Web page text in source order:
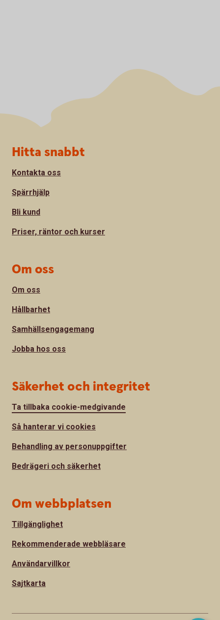
Sidfot
Hitta snabbt
Kontakta oss
Spärrhjälp
Bli kund
Priser, räntor och kurser
Om oss
Om oss
Hållbarhet
Samhällsengagemang
Jobba hos oss
Säkerhet och integritet
Ta tillbaka cookie-medgivande
Så hanterar vi cookies
Behandling av personuppgifter
Bedrägeri och säkerhet
Om webbplatsen
Tillgänglighet
Rekommenderade webbläsare
Användarvillkor
Sajtkarta